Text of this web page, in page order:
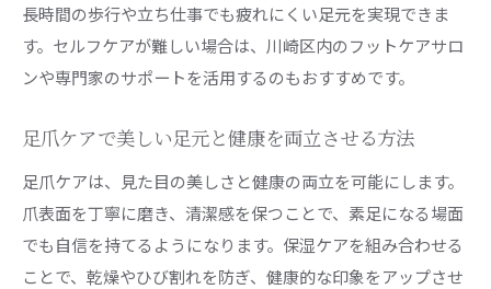
長時間の歩行や立ち仕事でも疲れにくい足元を実現できま
す。セルフケアが難しい場合は、川崎区内のフットケアサロ
ンや専門家のサポートを活用するのもおすすめです。
足爪ケアで美しい足元と健康を両立させる方法
足爪ケアは、見た目の美しさと健康の両立を可能にします。
爪表面を丁寧に磨き、清潔感を保つことで、素足になる場面
でも自信を持てるようになります。保湿ケアを組み合わせる
ことで、乾燥やひび割れを防ぎ、健康的な印象をアップさせ